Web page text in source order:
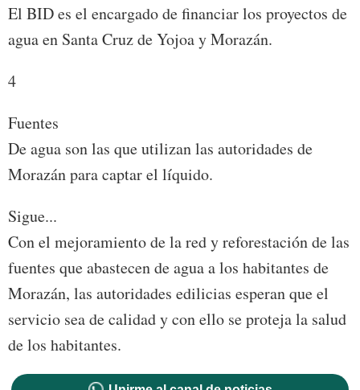
El BID es el encargado de financiar los proyectos de
agua en Santa Cruz de Yojoa y Morazán.
4
Fuentes
De agua son las que utilizan las autoridades de
Morazán para captar el líquido.
Sigue...
Con el mejoramiento de la red y reforestación de las
fuentes que abastecen de agua a los habitantes de
Morazán, las autoridades edilicias esperan que el
servicio sea de calidad y con ello se proteja la salud
de los habitantes.